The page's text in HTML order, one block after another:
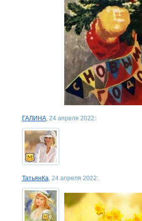
ГАЛИНА, 24 апреля 2022:
ТатьянКа, 24 апреля 2022: